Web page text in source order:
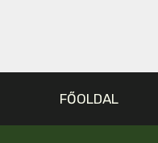
FŐOLDAL